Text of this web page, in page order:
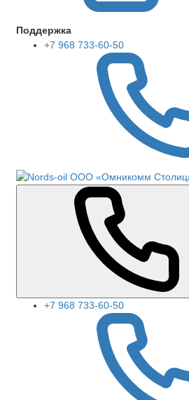
Поддержка
+7 968 733-60-50
+7 968 733-60-50